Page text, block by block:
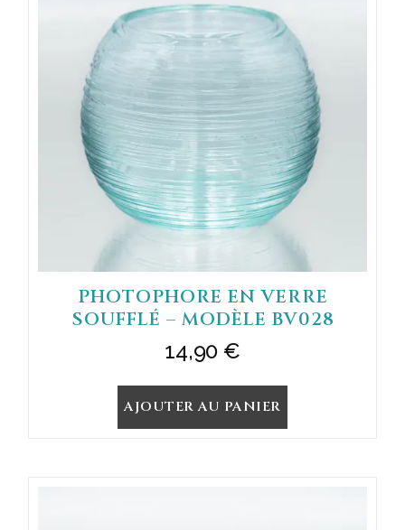
PHOTOPHORE EN VERRE
SOUFFLÉ – MODÈLE BV028
14,90 €
AJOUTER AU PANIER